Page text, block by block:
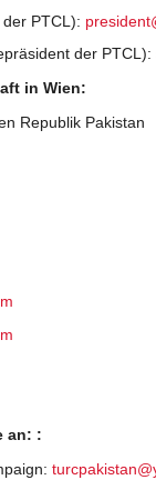
PTCL):
der PTCL):
in Wien:
Republik Pakistan
an: :